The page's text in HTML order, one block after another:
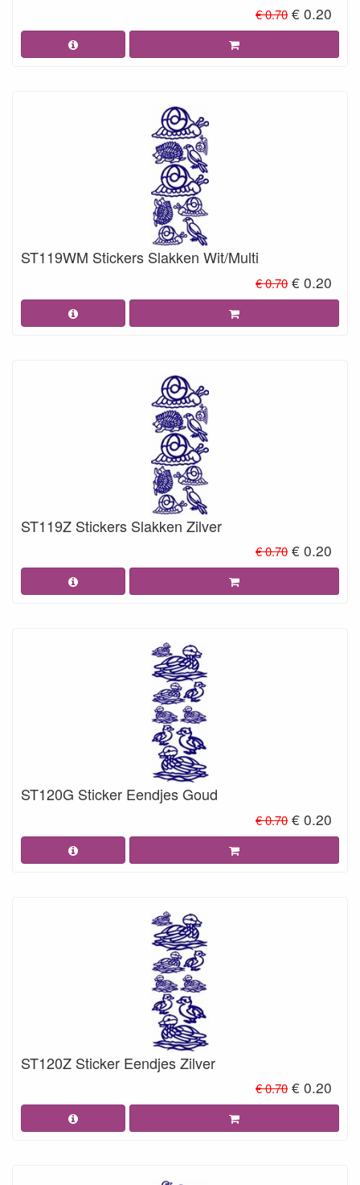
€ 0.70 € 0.20
ST119WM Stickers Slakken Wit/Multi
€ 0.70 € 0.20
ST119Z Stickers Slakken Zilver
€ 0.70 € 0.20
ST120G Sticker Eendjes Goud
€ 0.70 € 0.20
ST120Z Sticker Eendjes Zilver
€ 0.70 € 0.20